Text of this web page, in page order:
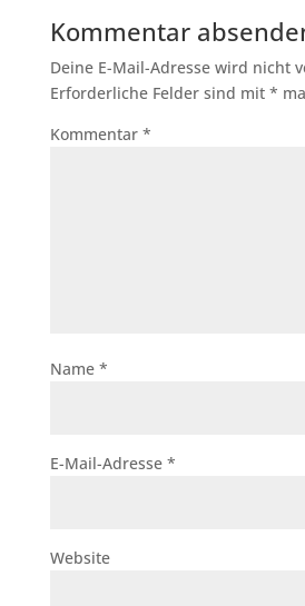
Kommentar
Deine E-Mail-Adresse wird nicht
Erforderliche Felder sind mit *
Kommentar *
Name *
E-Mail-Adresse *
Website